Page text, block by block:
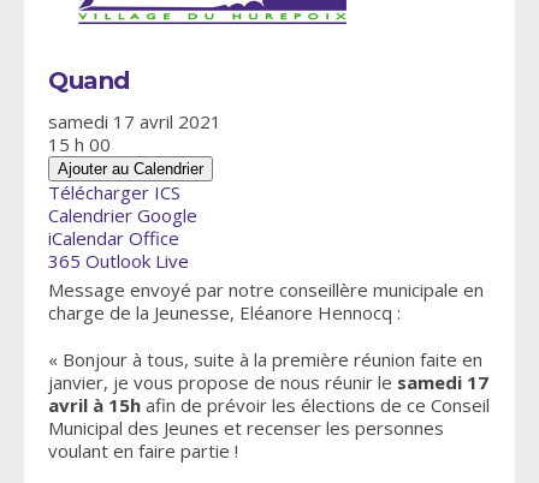
Quand
samedi 17 avril 2021
15 h 00
Ajouter au Calendrier
Télécharger ICS
Calendrier Google
iCalendar Office
365 Outlook Live
Message envoyé par notre conseillère municipale en
charge de la Jeunesse, Eléanore Hennocq :
« Bonjour à tous, suite à la première réunion faite en
janvier, je vous propose de nous réunir le samedi 17
avril à 15h afin de prévoir les élections de ce Conseil
Municipal des Jeunes et recenser les personnes
voulant en faire partie !